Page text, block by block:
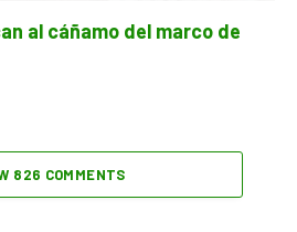
al cáñamo del marco de
826 COMMENTS